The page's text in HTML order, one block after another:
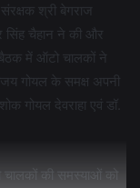
श्री बेगराज
सिंह चैहान ने की और
में ऑटो चालकों ने
गोयल के समक्ष अपनी
गोयल देवराहा एवं डॉ.
चालकों की समस्याओं को